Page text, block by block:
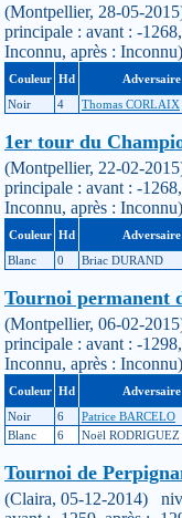
(Montpellier, 28-05-
principale : avant : -
Inconnu, après : Inconnu)
Couleur Hd Adversaire
Noir
4 Thomas CORLAIX
1er tour du
(Montpellier, 22-02-
principale : avant : -
Inconnu, après : Inconnu)
Couleur Hd Adversaire
Blanc
0 Briac DURAND
Tournoi permanent
(Montpellier, 06-02-
principale : avant : -
Inconnu, après : Inconnu)
Couleur Hd Adversaire
Noir
6 Patrice BARCELO
Blanc
6 Noël RODRIGUEZ
Tournoi de
(Claira, 05-12-2014)